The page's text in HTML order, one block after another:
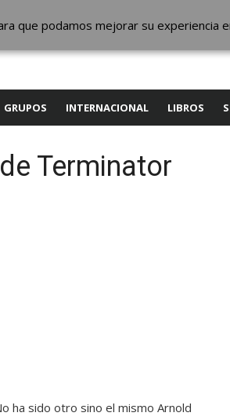
QUIENES SOMOS CONTACTO
GRUPOS INTERNACIONAL LIBROS
Terminator
ha sido otro sino el mismo Arnold
que podamos mejorar su experiencia